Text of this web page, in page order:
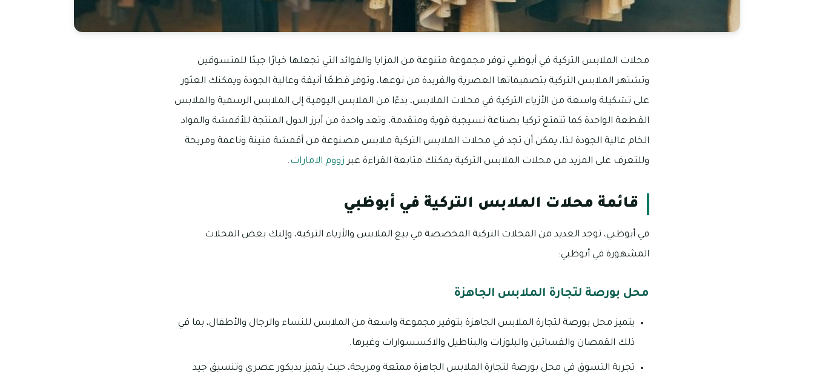
محلات الملابس التركية في أبوظبي توفر مجموعة متنوعة من المزايا والفوائد التي تجعلها خيارًا جيدًا للمتسوقين
وتشتهر الملابس التركية بتصميماتها العصرية والفريدة من نوعها، وتوفر قطعًا أنيقة وعالية الجودة ويمكنك العثور
على تشكيلة واسعة من الأزياء التركية في محلات الملابس، بدءًا من الملابس اليومية إلى الملابس الرسمية والملابس
القطعة الواحدة كما تتمتع تركيا بصناعة نسيجية قوية ومتقدمة، وتعد واحدة من أبرز الدول المنتجة للأقمشة والمواد
الخام عالية الجودة لذا، يمكن أن تجد في محلات الملابس التركية ملابس مصنوعة من أقمشة متينة وناعمة ومريحة
وللتعرف على المزيد من محلات الملابس التركية يمكنك متابعة القراءة عبر زووم الامارات.
قائمة محلات الملابس التركية في أبوظبي
في أبوظبي، توجد العديد من المحلات التركية المخصصة في بيع الملابس والأزياء التركية، وإليك بعض المحلات
المشهورة في أبوظبي:
محل بورصة لتجارة الملابس الجاهزة
يتميز محل بورصة لتجارة الملابس الجاهزة بتوفير مجموعة واسعة من الملابس للنساء والرجال والأطفال، بما في
ذلك القمصان والفساتين والبلوزات والبناطيل والاكسسوارات وغيرها.
تجربة التسوق في محل بورصة لتجارة الملابس الجاهزة ممتعة ومريحة، حيث يتميز بديكور عصري وتنسيق جيد